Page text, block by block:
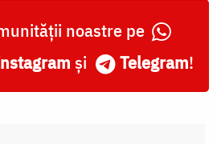
noastre pe
și Telegram!